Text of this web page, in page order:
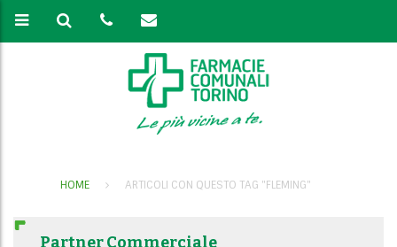
HOME ARTICOLI CON QUESTO TAG "FLEMING"
Partner Commerciale